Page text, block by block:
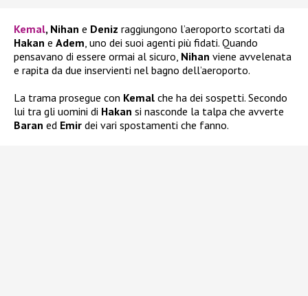
Kemal, Nihan e Deniz raggiungono l’aeroporto scortati da
Hakan e Adem , uno dei suoi agenti più fidati. Quando
pensavano di essere ormai al sicuro, Nihan viene avvelenata
e rapita da due inservienti nel bagno dell’aeroporto.
La trama prosegue con Kemal che ha dei sospetti. Secondo
lui tra gli uomini di Hakan si nasconde la talpa che avverte
Baran ed Emir dei vari spostamenti che fanno.